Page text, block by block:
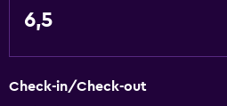
6,5
Check-in/Check-out